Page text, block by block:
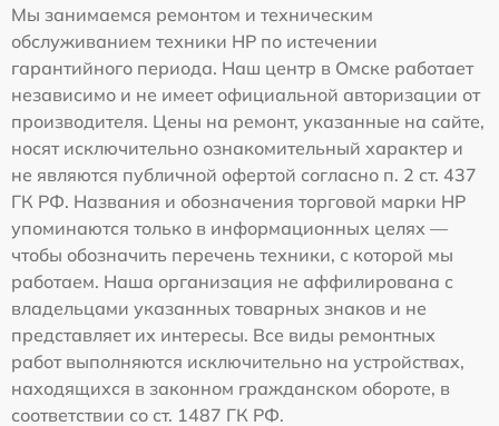
Мы занимаемся ремонтом и техническим
обслуживанием техники HP по истечении
гарантийного периода. Наш центр в Омске работает
независимо и не имеет официальной авторизации от
производителя. Цены на ремонт, указанные на сайте,
носят исключительно ознакомительный характер и
не являются публичной офертой согласно п. 2 ст. 437
ГК РФ. Названия и обозначения торговой марки HP
упоминаются только в информационных целях —
чтобы обозначить перечень техники, с которой мы
работаем. Наша организация не аффилирована с
владельцами указанных товарных знаков и не
представляет их интересы. Все виды ремонтных
работ выполняются исключительно на устройствах,
находящихся в законном гражданском обороте, в
соответствии со ст. 1487 ГК РФ.